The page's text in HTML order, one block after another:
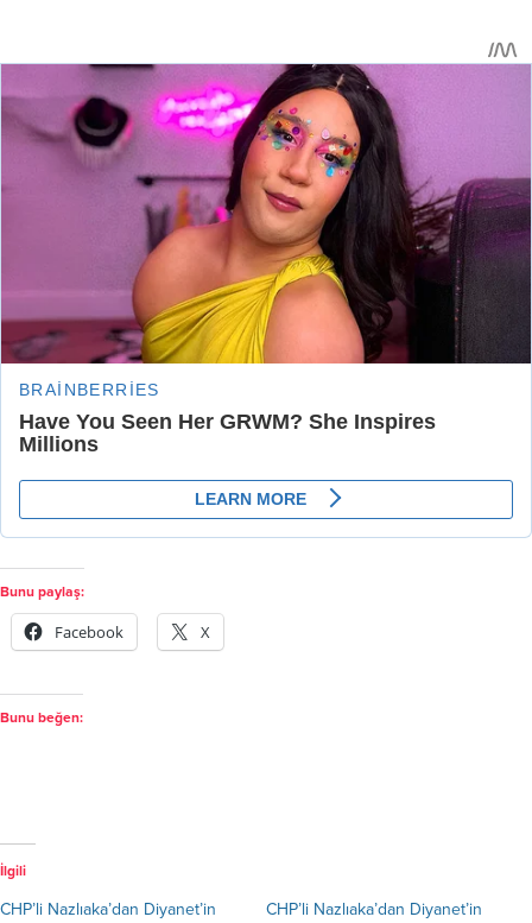
Bunu paylaş:
Facebook X
Bunu beğen:
İlgili
CHP’li Nazlıaka’dan Diyanet’in
CHP’li Nazlıaka’dan Diyanet’in